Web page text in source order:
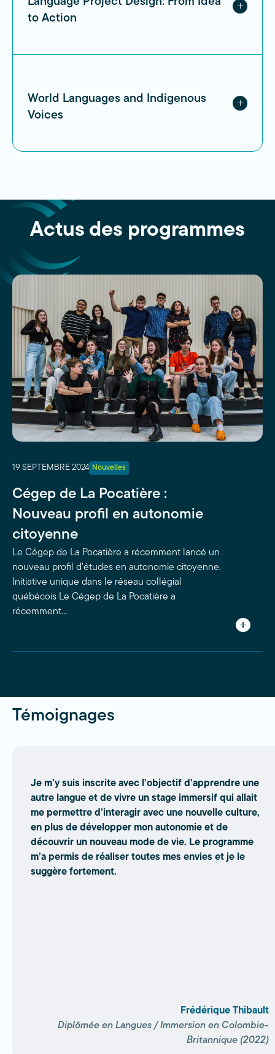
Language Project Design: From Idea
to Action
World Languages and Indigenous
Voices
Actus des programmes
19 SEPTEMBRE 2024 Nouvelles
Cégep de La Pocatière :
Nouveau profil en autonomie
citoyenne
Le Cégep de La Pocatière a récemment lancé un
nouveau profil d’études en autonomie citoyenne.
Initiative unique dans le réseau collégial
québécois Le Cégep de La Pocatière a
récemment…
Témoignages
Je m’y suis inscrite avec l’objectif d’apprendre une
autre langue et de vivre un stage immersif qui allait
me per­mettre d’interagir avec une nouvelle culture,
en plus de développer mon autonomie et de
découvrir un nouveau mode de vie. Le programme
m’a permis de réaliser toutes mes envies et je le
suggère fortement.
Frédérique Thibault
Diplômée en Langues / Immersion en Colombie-
Britannique (2022)